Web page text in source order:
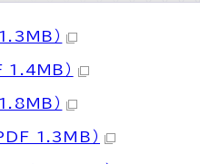
）
1.4MB）
）
1.3MB）